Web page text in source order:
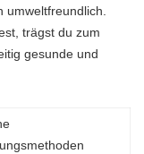
trägst du zum
gesunde und